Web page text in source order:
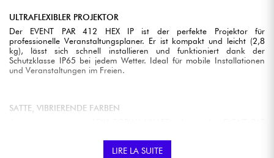
ULTRAFLEXIBLER PROJEKTOR
Der EVENT PAR 412 HEX IP ist der perfekte Projektor für
professionelle Veranstaltungsplaner. Er ist kompakt und leicht (2,8
kg), lässt sich schnell installieren und funktioniert dank der
Schutzklasse IP65 bei jedem Wetter. Ideal für mobile Installationen
und Veranstaltungen im Freien.
SATTE, VIBRIERENDE FARBEN
Lichteffekte. Mit einem Abstrahlwinkel von 40° garantiert sie eine
gleichmäßige und starke Beleuchtung, die für alle Arten von
LIRE LA SUITE